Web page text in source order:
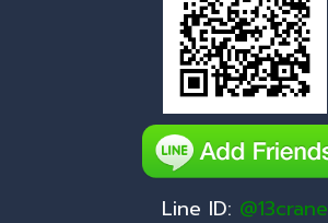
Line ID: @13crane